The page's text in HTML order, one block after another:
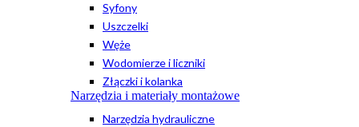
Syfony
Uszczelki
Węże
Wodomierze i liczniki
Złączki i kolanka
Narzędzia i materiały montażowe
Narzędzia hydrauliczne